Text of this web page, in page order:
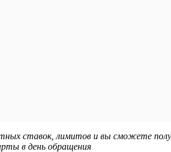
ставок, лимитов и вы сможете
в день обращения